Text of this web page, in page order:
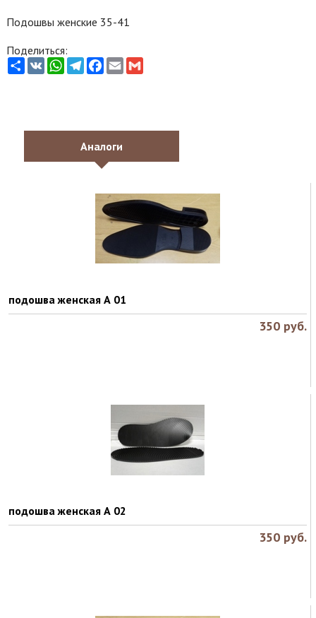
Подошвы женские 35-41
Поделиться:
ShareVK WhatsApp
Telegram
Facebook
EmailGmail
Аналоги
подошва женская А 01
350 руб.
подошва женская А 02
350 руб.